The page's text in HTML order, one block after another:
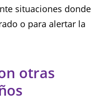
situaciones donde
o para alertar la
otras